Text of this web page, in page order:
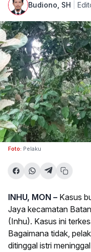
Budiono, SH
Foto: Pelaku
INHU, MON – Kasus
Jaya kecamatan
(Inhu). Kasus ini
Bagaimana tidak,
ditinggal istri